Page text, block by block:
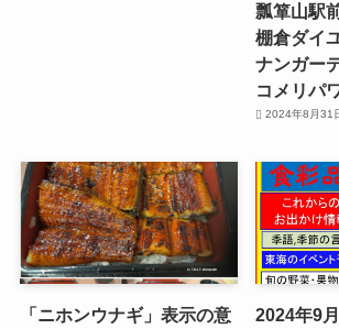
瓢箪山駅
棚倉ダイ
ナンガー
コメリパ
2024年8月31
「ニホンウナギ」表示の意
2024年9